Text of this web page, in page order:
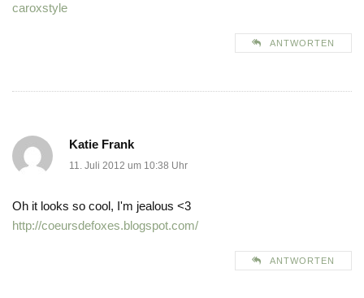
caroxstyle
ANTWORTEN
Katie Frank
11. Juli 2012 um 10:38 Uhr
Oh it looks so cool, I'm jealous <3
http://coeursdefoxes.blogspot.com/
ANTWORTEN